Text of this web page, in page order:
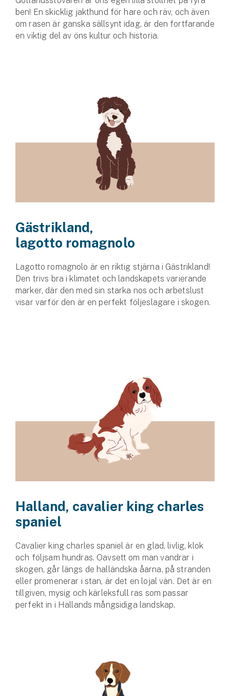
ben! En skicklig jakthund för hare och räv, och även
om rasen är ganska sällsynt idag, är den fortfar­ande
en viktig del av öns kultur och historia.
Gästrikland,
lagotto romagnolo
Lagotto romagnolo är en riktig stjärna i Gästrikland!
Den trivs bra i klimatet och landskapets varierande
marker, där den med sin starka nos och arbetslust
visar varför den är en perfekt följeslagare i skogen.
Halland, cavalier king charles
spaniel
Cavalier king charles spaniel är en glad, livlig, klok
och följsam hundras. Oavsett om man vandrar i
skogen, går längs de halländska åarna, på stranden
eller promenerar i stan, är det en lojal vän. Det är en
tillgiven, mysig och kärleksfull ras som passar
perfekt in i Hallands mångsidiga landskap.